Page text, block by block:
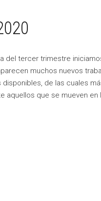
del tercer trimestre
muchos nuevos
de las cuales
que se mueven